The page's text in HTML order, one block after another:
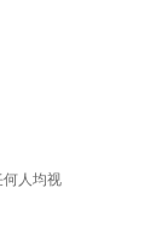
何人均视